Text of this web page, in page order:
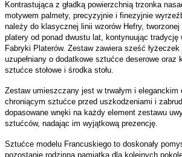
Kontrastująca z gładką powierzchnią trzonka
motywem palmety, precyzyjnie i finezyjnie
należy do klasycznej linii wzorów Hefry,
platery od ponad dwustu lat, kontynuując tradycję
Fabryki Platerów. Zestaw zawiera sześć
uzupełniany o dodatkowe sztućce deserowe oraz
sztućce stołowe i środka stołu.
Zestaw umieszczany jest w trwałym i eleganckim
chroniącym sztućce przed uszkodzeniami i
dopasowane wnęki na każdy element zestawu
sztućców, nadając im wyjątkową prezencję.
Sztućce modelu Francuskiego to doskonały
pozostanie rodzinną pamiątką dla kolejnych